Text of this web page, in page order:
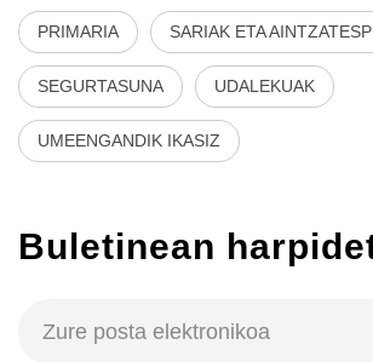
PRIMARIA SARIAK ETA
SEGURTASUNA UDALEKUAK
UMEENGANDIK IKASIZ
Buletinean